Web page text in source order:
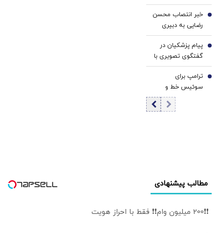
تمام کنیم یا منافق
است یا قلب مریض
دارد
خبر انتصاب محسن
رضایی به دبیری
شعام تکذیب
شد؟/ توضیح مهم
خبرگزاری فارس
5
پیام پزشکیان در
گفتگوی تصویری با
مرد نامرئی: من
هستم! | یک اقدام
باقی‌مانده از 5 کار
مهم رئیس‌جمهور |
«نه» پزشکیان به
6
ترامپ برای
سوئیس خط و
نشان کشید/ می
توانم با یک امضا
7
مطالب پیشنهادی
❗❗200 میلیون وام❗❗ فقط با احراز هویت